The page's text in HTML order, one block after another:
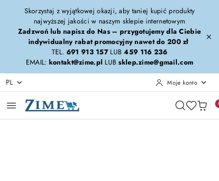
Przejdź do treści głównej
Przejdź do wyszukiwarki
Przejdź do moje konto
Przejdź do menu głównego
Przejdź do opisu produktu
Przejdź do stopki
Skorzystaj z wyjątkowej okazji, aby taniej kupić produkty
najwyższej jakości w naszym sklepie internetowym
Zadzwoń lub napisz do Nas – przygotujemy dla Ciebie
indywidualny rabat promocyjny nawet do 200 zł
TEL. 691 913 157LUB459 116 236
EMAIL: kontakt@zime.pl LUBsklep.zime@gmail.com
PL Moje konto